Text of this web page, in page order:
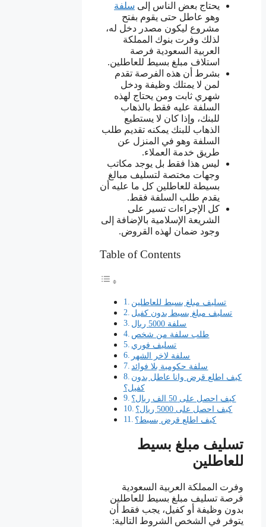
يحتاج بعض الناس إلى سلفة
وهو عاطل حتى يقوم بفتح
مشروع ليكون مصدر دخل له،
لذلك وفرت بنوك المملكة
العربية السعودية فرصة
استلاف مبلغ بسيط للعاطلين.
بشرط أن هذه الفرصة تقدم
لمن لا يمتلك وظيفة ودخل
شهري ثابت ومن يحتاج لهذه
السلفة عليه فقط بالذهاب
للبنك، وإذا كان لا يستطيع
الذهاب للبنك يمكنه تقديم طلب
السلفة وهو في المنزل عن
طريق خدمة العملاء.
ليس هذا فقط بل يوجد مكاتب
وجهات مختصة لتسليف مبالغ
بسيطة للعاطلين كل ما عليه أن
يقدم طلب السلفة فقط.
كل الإجراءات تسير على
الشريعة الإسلامية بالإضافة إلى
وجود ضمان لهذه القروض.
Table of Contents
تسليف مبلغ بسيط للعاطلين
تسليف مبلغ بسيط بدون كفيل
سلفة 5000 ريال
طلب سلفة من شخص
تسليف فوري
سلفة لاخر الشهر
سلفة حكومية بلا فوائد
كيف اطلع قرض وانا عاطل بدون
كفيل؟
كيف احصل على 50 الف ريال؟
كيف احصل على 5000 ريال؟
كيف اطلع قرض بسيط؟
تسليف مبلغ بسيط
للعاطلين
وفرت المملكة العربية السعودية
فرصة تسليف مبلغ بسيط للعاطلين
بدون وظيفة أو كفيل، يجب فقط أن
يتوفر في الشخص الشروط التالية: